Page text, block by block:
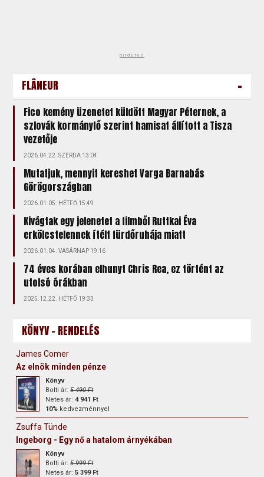
hirdetés
FLÂNEUR -
Fico kemény üzenetet küldött Magyar Péternek, a
szlovák kormányfő szerint hamisat állított a Tisza
vezetője
2026.04.22. SZERDA 13:04
Mutatjuk, mennyit kereshet Varga Barnabás
Görögországban
2026.01.05. HÉTFŐ 15:49
Kivágtak egy jelenetet a filmből Ruttkai Éva
erkölcstelennek ítélt fürdőruhája miatt
2026.01.04. VASÁRNAP 19:16
74 éves korában elhunyt Chris Rea, ez történt az
utolsó órákban
2025.12.22. HÉTFŐ 19:33
KÖNYV - RENDELÉS
James Comer
Az elnök minden pénze
Könyv
Bolti ár:5 490 Ft
Netes ár:4 941 Ft
10% kedvezménnyel
Zsuffa Tünde
Ingeborg - Egy nő a hatalom árnyékában
Könyv
Bolti ár:5 999 Ft
Netes ár:5 399 Ft